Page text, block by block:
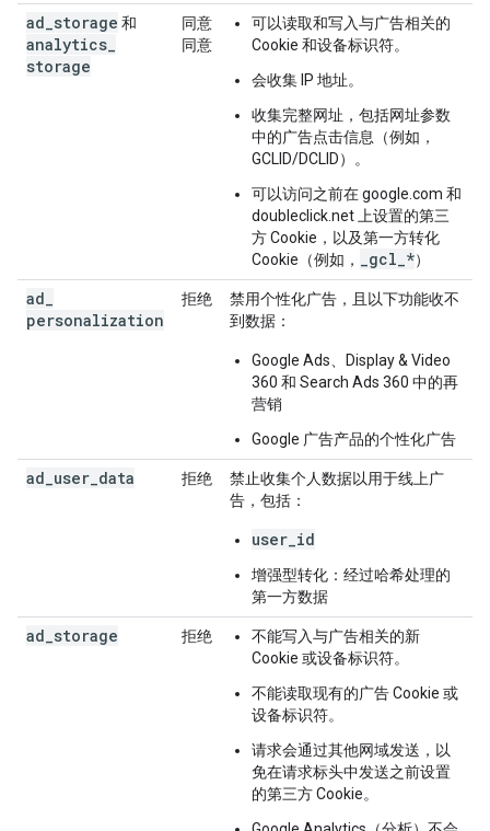
ad storage 和
analytics
storage
同意
同意
可以读取和写入与广告相关的
Cookie 和设备标识符。
会收集 IP 地址。
收集完整网址，包括网址参数
中的广告点击信息（例如，
GCLID/DCLID）。
可以访问之前在 google.com 和
doubleclick.net 上设置的第三
方 Cookie，以及第一方转化
Cookie（例如，
_gcl_*）
ad
personalization
拒绝
禁用个性化广告，且以下功能收不
到数据：
Google Ads、Display & Video
360 和 Search Ads 360 中的再
营销
Google 广告产品的个性化广告
ad user data 拒绝
禁止收集个人数据以用于线上广
告，包括：
user_id
增强型转化：经过哈希处理的
第一方数据
ad storage 拒绝
不能写入与广告相关的新
Cookie 或设备标识符。
不能读取现有的广告 Cookie 或
设备标识符。
请求会通过其他网域发送，以
免在请求标头中发送之前设置
的第三方 Cookie。